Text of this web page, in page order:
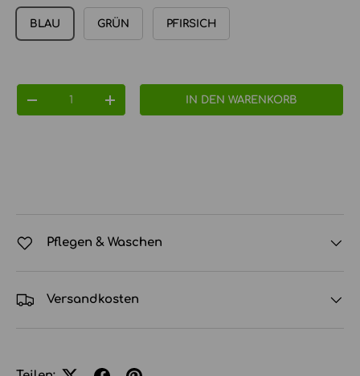
BLAU GRÜN PFIRSICH
MENGE VERRINGERNMENGE ERHÖHENIN DEN WARENKORB
Pflegen & Waschen
Versandkosten